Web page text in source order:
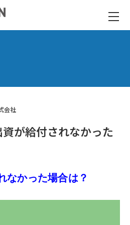
会社
資が給付されなかった
なかった場合は？